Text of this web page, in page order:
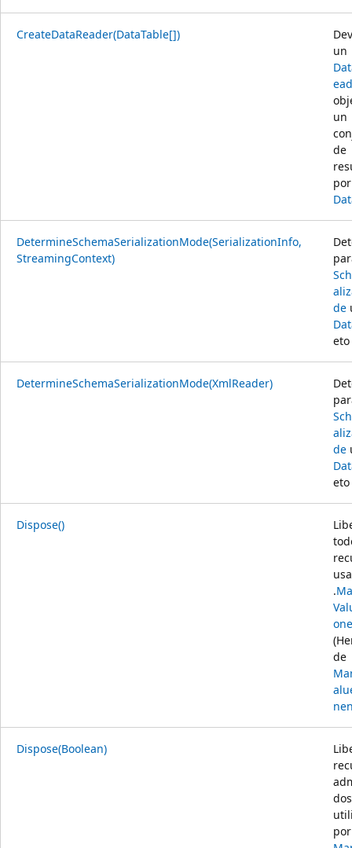
CreateDataReader(DataTable[])
un
un
de
por
DetermineSchemaSerializationMode(SerializationInfo,
StreamingContext)
de
eto
DetermineSchemaSerializationMode(XmlReader)
de
eto
Dispose()
.
de
Dispose(Boolean)
dos
por